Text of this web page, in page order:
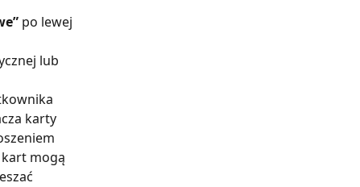
po lewej
lub
karty
mogą